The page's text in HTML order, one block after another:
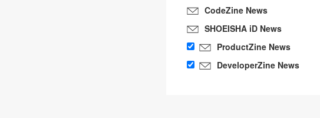
CodeZine News
SHOEISHA iD News
ProductZine News
DeveloperZine News